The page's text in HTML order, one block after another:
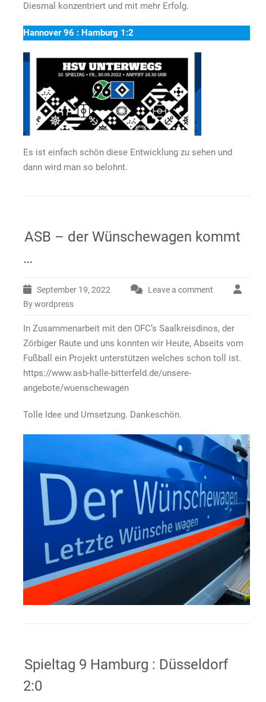
Diesmal konzentriert und mit mehr Erfolg.
Hannover 96 : Hamburg 1:2
Es ist einfach schön diese Entwicklung zu sehen und
dann wird man so belohnt.
ASB – der Wünschewagen kommt
…
September 19, 2022
Leave a comment
By wordpress
In Zusammenarbeit mit den OFC‘s Saalkreisdinos, der
Zörbiger Raute und uns konnten wir Heute, Abseits vom
Fußball ein Projekt unterstützen welches schon toll ist.
https://www.asb-halle-bitterfeld.de/unsere-
angebote/wuenschewagen
Tolle Idee und Umsetzung. Dankeschön.
Spieltag 9 Hamburg : Düsseldorf
2:0